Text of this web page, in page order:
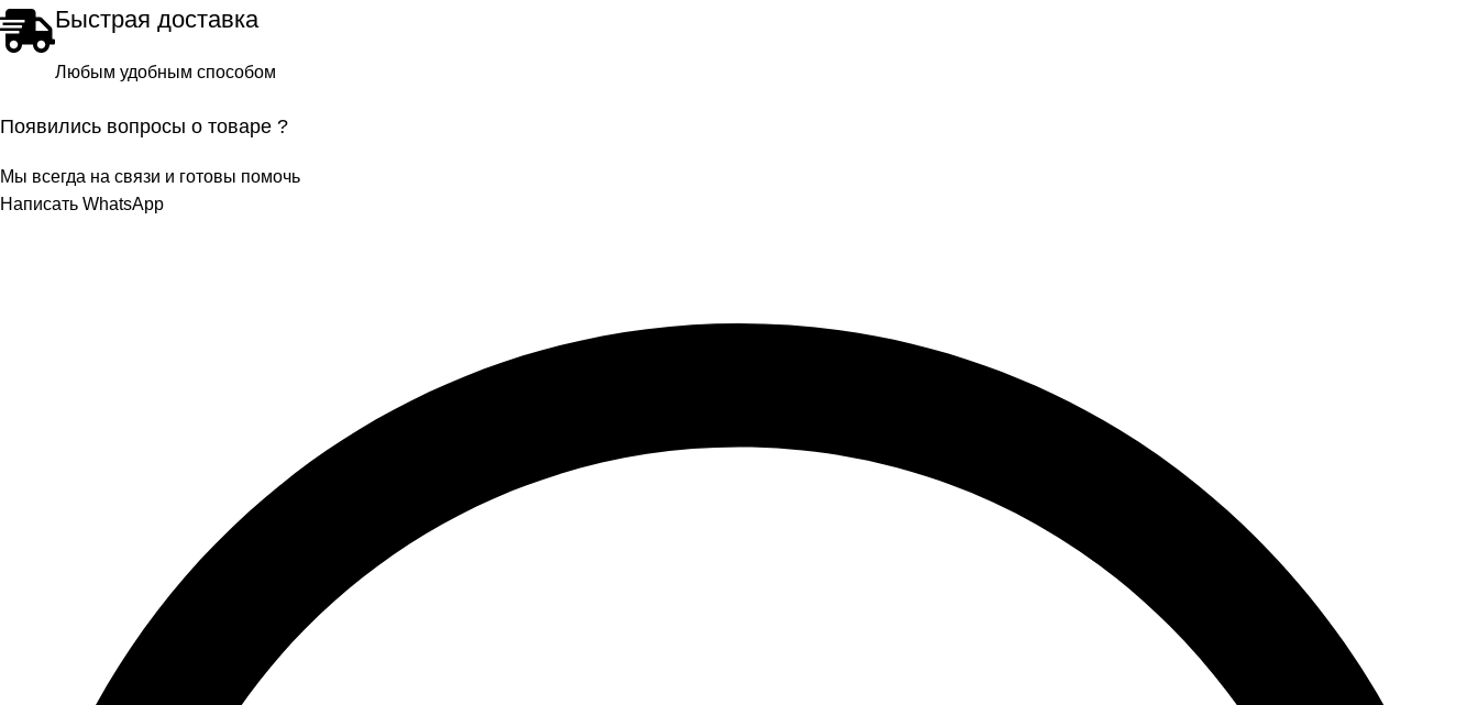
Быстрая доставка
Любым удобным способом
Появились вопросы о товаре ?
Мы всегда на связи и готовы помочь
Написать WhatsApp